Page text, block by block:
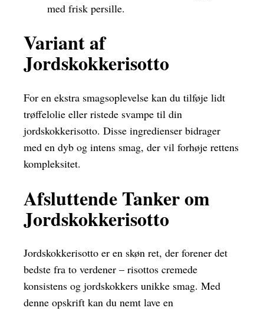
med frisk persille.
Variant af
Jordskokkerisotto
For en ekstra smagsoplevelse kan du tilføje lidt
trøffelolie eller ristede svampe til din
jordskokkerisotto. Disse ingredienser bidrager
med en dyb og intens smag, der vil forhøje rettens
kompleksitet.
Afsluttende Tanker om
Jordskokkerisotto
Jordskokkerisotto er en skøn ret, der forener det
bedste fra to verdener – risottos cremede
konsistens og jordskokkers unikke smag. Med
denne opskrift kan du nemt lave en